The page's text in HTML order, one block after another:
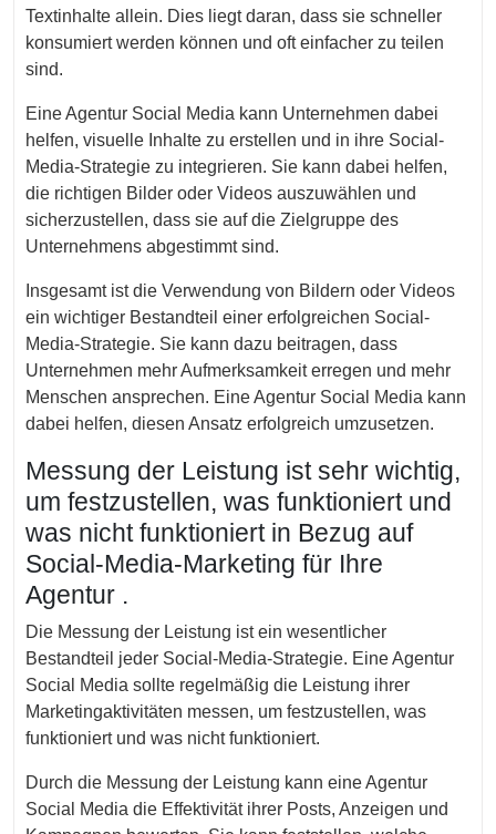
Textinhalte allein. Dies liegt daran, dass sie schneller
konsumiert werden können und oft einfacher zu teilen
sind.
Eine Agentur Social Media kann Unternehmen dabei
helfen, visuelle Inhalte zu erstellen und in ihre Social-
Media-Strategie zu integrieren. Sie kann dabei helfen,
die richtigen Bilder oder Videos auszuwählen und
sicherzustellen, dass sie auf die Zielgruppe des
Unternehmens abgestimmt sind.
Insgesamt ist die Verwendung von Bildern oder Videos
ein wichtiger Bestandteil einer erfolgreichen Social-
Media-Strategie. Sie kann dazu beitragen, dass
Unternehmen mehr Aufmerksamkeit erregen und mehr
Menschen ansprechen. Eine Agentur Social Media kann
dabei helfen, diesen Ansatz erfolgreich umzusetzen.
Messung der Leistung ist sehr wichtig,
um festzustellen, was funktioniert und
was nicht funktioniert in Bezug auf
Social-Media-Marketing für Ihre
Agentur .
Die Messung der Leistung ist ein wesentlicher
Bestandteil jeder Social-Media-Strategie. Eine Agentur
Social Media sollte regelmäßig die Leistung ihrer
Marketingaktivitäten messen, um festzustellen, was
funktioniert und was nicht funktioniert.
Durch die Messung der Leistung kann eine Agentur
Social Media die Effektivität ihrer Posts, Anzeigen und